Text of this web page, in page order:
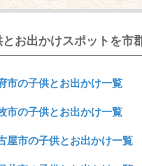
とお出かけスポットを市
市の子供とお出かけ一覧
市の子供とお出かけ一覧
屋市の子供とお出かけ一覧